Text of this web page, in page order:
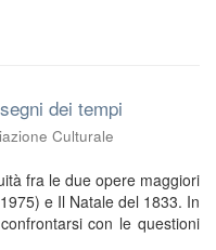
dei tempi
Culturale
fra le due opere maggiori
e Il Natale del 1833. In
con le questioni